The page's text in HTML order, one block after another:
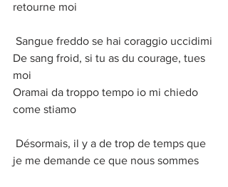
retourne moi
Sangue freddo se hai coraggio uccidimi
De sang froid, si tu as du courage, tues
moi
Oramai da troppo tempo io mi chiedo
come stiamo
je me demande ce que nous sommes